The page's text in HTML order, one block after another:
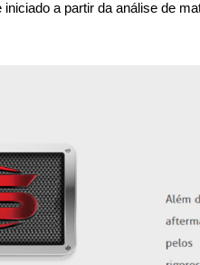
a partir da análise de